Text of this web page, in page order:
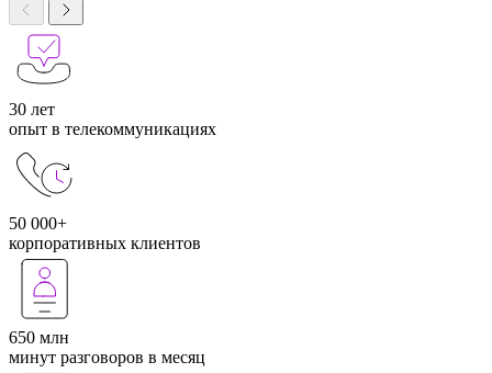
30 лет
опыт в телекоммуникациях
50 000+
корпоративных клиентов
650 млн
минут разговоров в месяц